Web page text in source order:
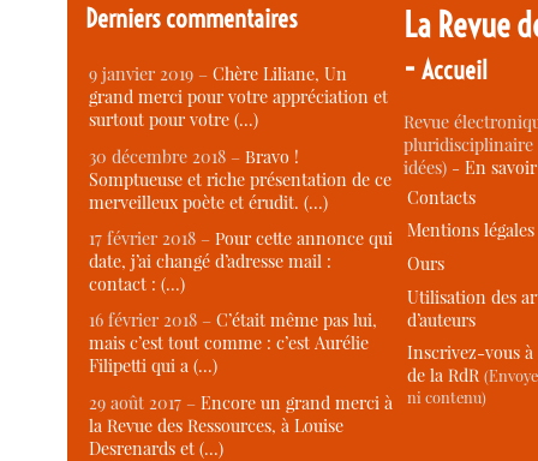
Derniers commentaires
9 janvier 2019 –Chère Liliane, Un
grand merci pour votre appréciation et
surtout pour votre (…)
30 décembre 2018 –Bravo !
Somptueuse et riche présentation de ce
merveilleux poète et érudit. (…)
17 février 2018 –Pour cette annonce qui
date, j’ai changé d’adresse mail :
contact : (…)
16 février 2018 –C’était même pas lui,
mais c’est tout comme : c’est Aurélie
Filipetti qui a (…)
29 août 2017 –Encore un grand merci à
la Revue des Ressources, à Louise
Desrenards et (…)
La Revue
-Accueil
Revue
idées) -En
Contacts
Mentions légales
Ours
Utilisation des
d’auteurs
Inscrivez-vous
de la RdR
ni contenu)